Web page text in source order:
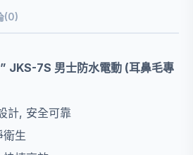
(0)
JKS-7S 男士防水電動 (耳鼻毛專
計, 安全可靠
衛生